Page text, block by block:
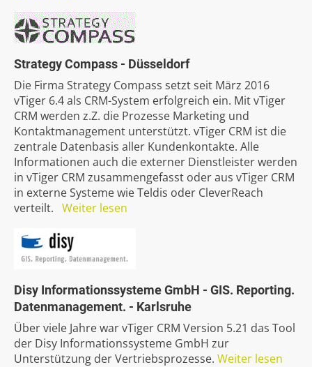
StrategyCompass - Düsseldorf
Die Firma Strategy Compass setzt seit März 2016
vTiger 6.4 als CRM-System erfolgreich ein. Mit vTiger
CRM werden z.Z. die Prozesse Marketing und
Kontaktmanagement unterstützt. vTiger CRM ist die
zentrale Datenbasis aller Kundenkontakte. Alle
Informationen auch die externer Dienstleister werden
in vTiger CRM zusammengefasst oder aus vTiger CRM
in externe Systeme wie Teldis oder CleverReach
verteilt. Weiter lesen
Disy InformationssystemeGmbH - GIS. Reporting.
Datenmanagement. - Karlsruhe
Über viele Jahre war vTiger CRM Version 5.21 das Tool
der Disy Informationssysteme GmbH zur
Unterstützung der Vertriebsprozesse. Weiter lesen